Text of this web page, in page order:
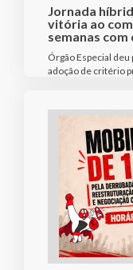
Jornada
vitória ao
semanas
Órgão Especial
adoção de critério